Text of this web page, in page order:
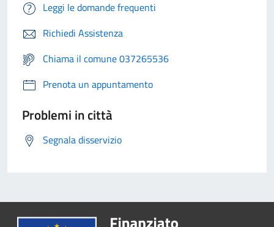
Leggi le domande frequenti
Richiedi Assistenza
Chiama il comune 037265536
Prenota un appuntamento
Problemi in città
Segnala disservizio